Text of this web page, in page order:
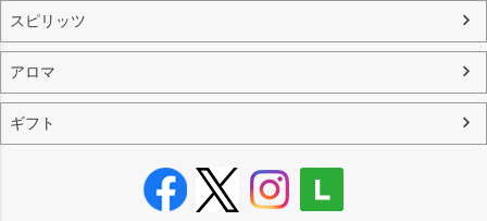
スピリッツ
アロマ
ギフト